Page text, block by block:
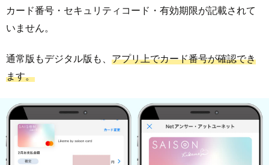
カード番号・セキュリティコード・有効期限が記載されて
いません。
通常版もデジタル版も、 アプリ上でカード番号が確認でき
ます。